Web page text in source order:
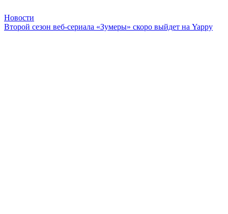
Новости
Второй сезон веб-сериала «Зумеры» скоро выйдет на Yappy